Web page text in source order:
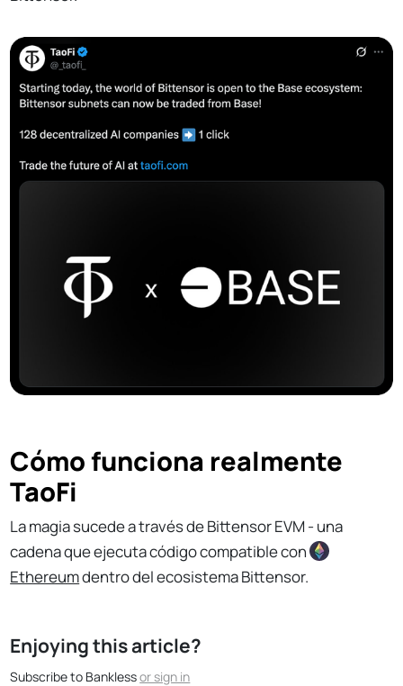
Cómo funciona realmente
TaoFi
La magia sucede a través de Bittensor EVM - una
cadena que ejecuta código compatible con
Ethereumdentro del ecosistema Bittensor.
Enjoying this article?
Subscribe to Banklessorsign in